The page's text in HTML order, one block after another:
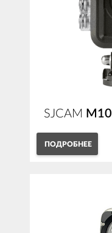
SJCAM M10
ПОДРОБНЕЕ